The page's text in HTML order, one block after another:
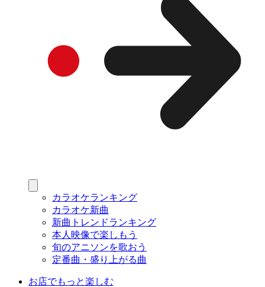
カラオケランキング
カラオケ新曲
新曲トレンドランキング
本人映像で楽しもう
旬のアニソンを歌おう
定番曲・盛り上がる曲
お店でもっと楽しむ